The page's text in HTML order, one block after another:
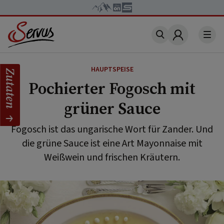
Account
HAUPTSPEISE
Pochierter Fogosch mit
grüner Sauce
Fogosch ist das ungarische Wort für Zander. Und
die grüne Sauce ist eine Art Mayonnaise mit
Weißwein und frischen Kräutern.
Zutaten